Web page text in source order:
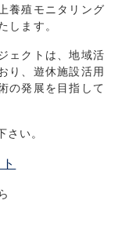
養殖モニタリング
します。
ェクトは、地域活
り、遊休施設活用
の発展を目指して
さい。